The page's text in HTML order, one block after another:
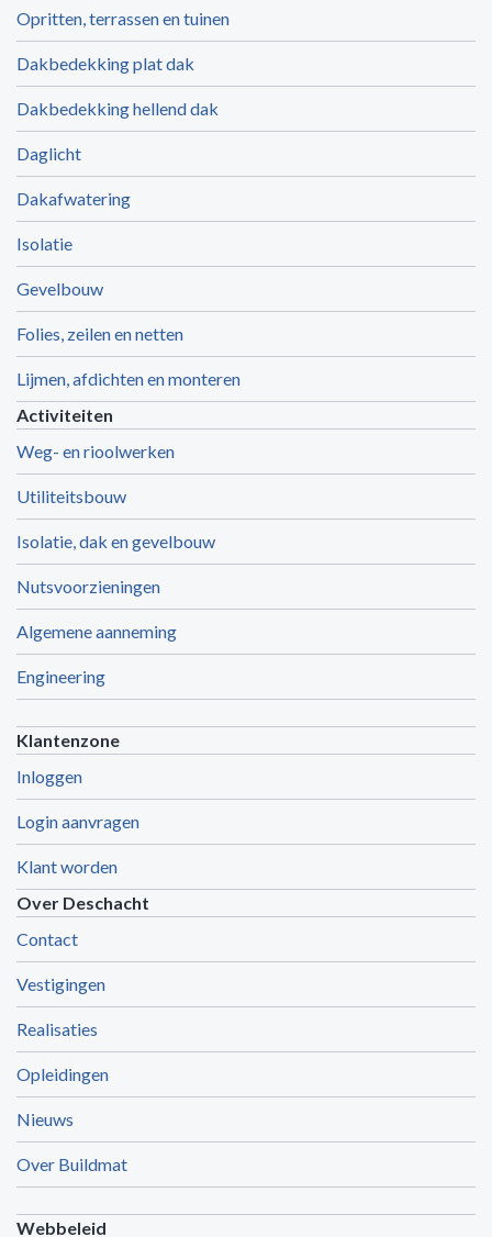
Opritten, terrassen en tuinen
Dakbedekking plat dak
Dakbedekking hellend dak
Daglicht
Dakafwatering
Isolatie
Gevelbouw
Folies, zeilen en netten
Lijmen, afdichten en monteren
Activiteiten
Weg- en rioolwerken
Utiliteitsbouw
Isolatie, dak en gevelbouw
Nutsvoorzieningen
Algemene aanneming
Engineering
Klantenzone
Inloggen
Login aanvragen
Klant worden
Over Deschacht
Contact
Vestigingen
Realisaties
Opleidingen
Nieuws
Over Buildmat
Webbeleid